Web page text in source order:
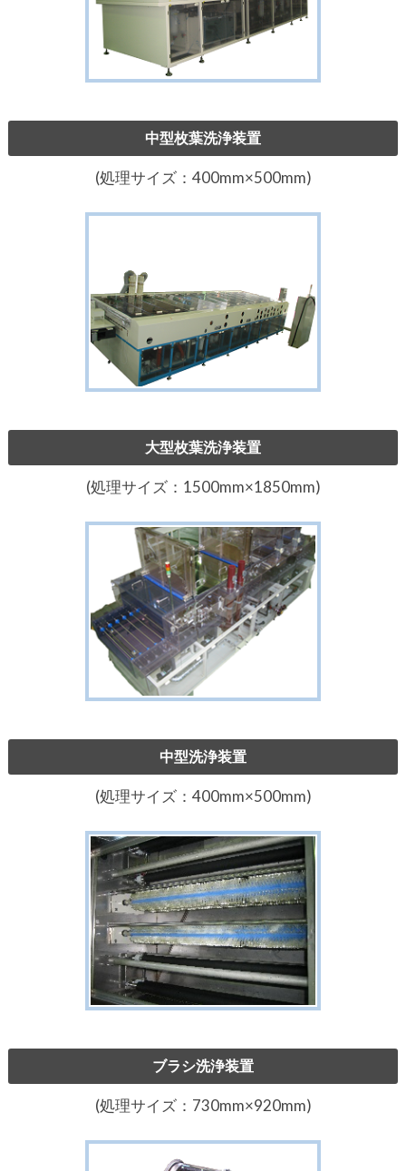
中型枚葉洗浄装置
(処理サイズ：400mm×500mm)
大型枚葉洗浄装置
(処理サイズ：1500mm×1850mm)
中型洗浄装置
(処理サイズ：400mm×500mm)
ブラシ洗浄装置
(処理サイズ：730mm×920mm)